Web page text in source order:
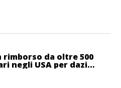
rimborso da oltre 500
negli USA per dazi